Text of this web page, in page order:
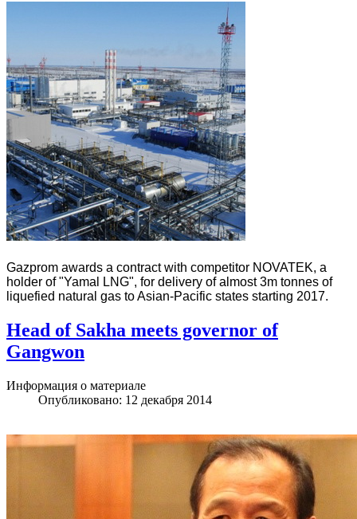
Gazprom awards a contract with competitor NOVATEK, a
holder of "Yamal LNG", for delivery of almost 3m tonnes of
liquefied natural gas to Asian-Pacific states starting 2017.
Head of Sakha meets governor of
Gangwon
Информация о материале
Опубликовано: 12 декабря 2014